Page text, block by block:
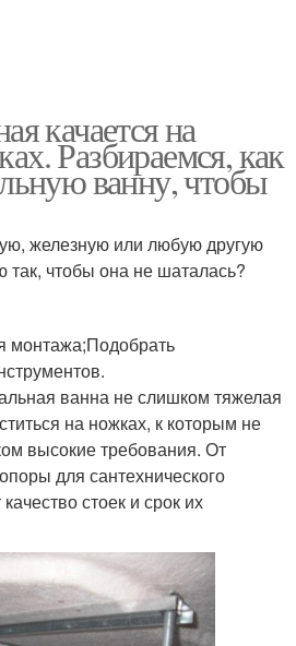
качается на
Разбираемся, как
ванну, чтобы
железную или любую другую
так, чтобы она не шаталась?
монтажа;Подобрать
ванна не слишком тяжелая
на ножках, к которым не
высокие требования. От
для сантехнического
стоек и срок их